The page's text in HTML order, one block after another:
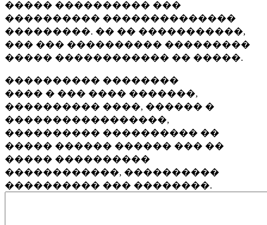
����� ���������� ���
���������� ��������������
���������. �� �� �����������,
��� ��� ���������� ���������
����� ������������ �� �����.
���������� ��������
���� � ��� ���� �������,
���������� ����, ������ �
�����������������,
���������� ���������� ��
����� ������ ������ ��� ��
����� ����������
������������, ����������
���������� ��� ��������.